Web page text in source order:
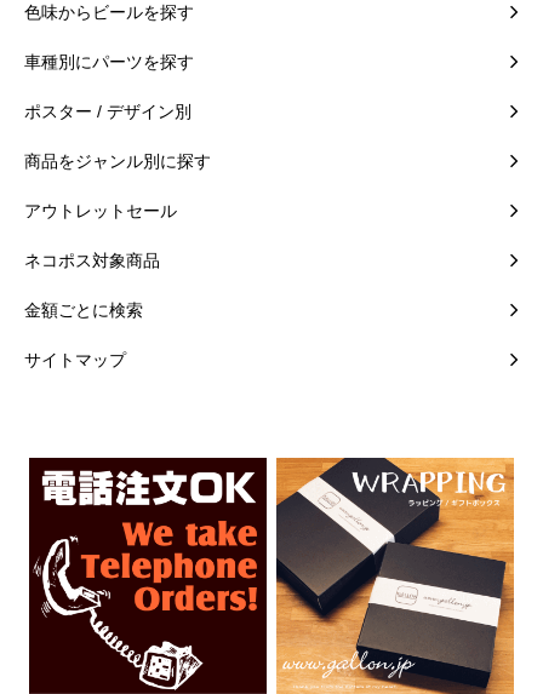
色味からビールを探す
車種別にパーツを探す
ポスター / デザイン別
商品をジャンル別に探す
アウトレットセール
ネコポス対象商品
金額ごとに検索
サイトマップ